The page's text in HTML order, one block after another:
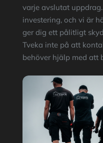
varje avslutat
investering, och vi är
ger dig ett pålitligt
Tveka inte på att
behöver hjälp med att